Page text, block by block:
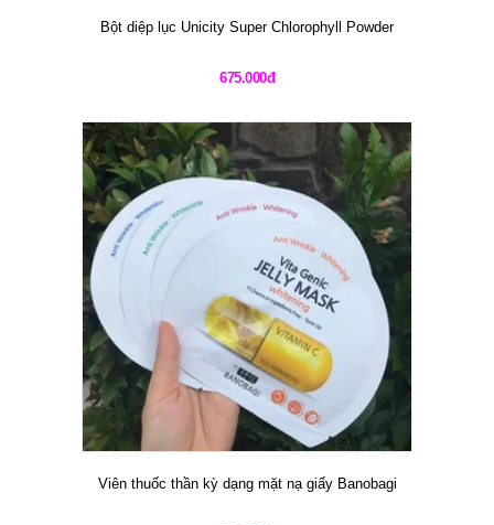
Bột diệp lục Unicity Super Chlorophyll Powder
675.000đ
Viên thuốc thần kỳ dạng mặt nạ giấy Banobagi